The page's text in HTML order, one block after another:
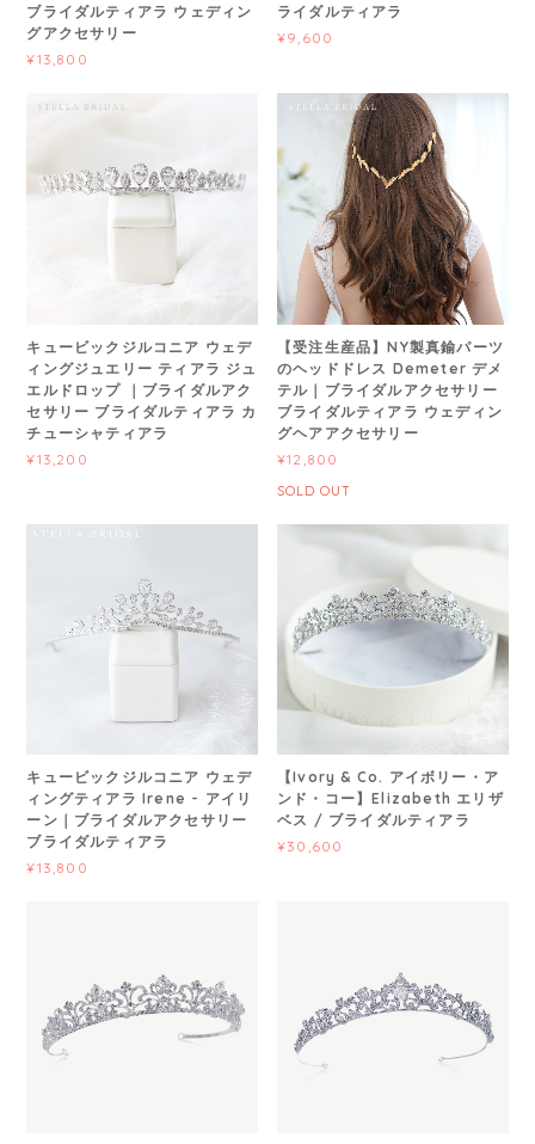
ブライダルティアラ ウェディン
グアクセサリー
¥13,800
ライダルティアラ
¥9,600
キュービックジルコニア ウェデ
ィングジュエリー ティアラ ジュ
エルドロップ ｜ブライダルアク
セサリー ブライダルティアラ カ
チューシャティアラ
¥13,200
【受注生産品】NY製真鍮パーツ
のヘッドドレス Demeter デメ
テル｜ブライダルアクセサリー
ブライダルティアラ ウェディン
グヘアアクセサリー
¥12,800
SOLD OUT
キュービックジルコニア ウェデ
ィングティアラ Irene - アイリ
ーン｜ブライダルアクセサリー
ブライダルティアラ
¥13,800
【Ivory & Co. アイボリー・ア
ンド・コー】Elizabeth エリザ
ベス / ブライダルティアラ
¥30,600